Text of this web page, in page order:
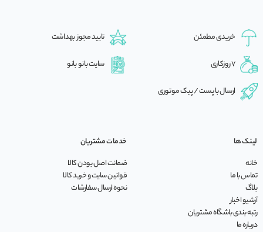
خریدی مطمئن تایید مجوز بهداشت
7 روزکاری سایت بانو بانو
ارسال با پست / پیک موتوری
لینک ها
خانه
تماس با ما
بلاگ
آرشیو اخبار
رتبه بندی باشگاه مشتریان
درباره ما
خدمات مشتریان
ضمانت اصل بودن کالا
قوانین سایت و خرید کالا
نحوه ارسال سفارشات